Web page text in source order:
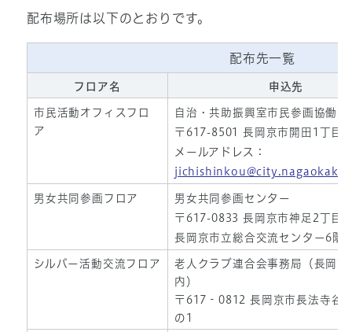
配布場所は以下のとおりです。
配布先一覧
フロア名 申込先
市民活動オフィスフロ
ア
自治・共助振興室市民参画協働担
〒617-8501 長岡京市開田1丁目1
メールアドレス：
男女共同参画フロア
男女共同参画センター
〒617-0833 長岡京市神足2丁
長岡京市立総合交流センター6階
シルバー活動交流フロア
老人クラブ連合会事務局（長岡京
内）
〒617‐0812 長岡京市長法寺谷
の1